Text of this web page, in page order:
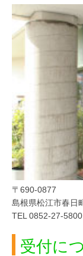
〒690-0877
島根県松江市春日
TEL 0852-27-5800
受付に